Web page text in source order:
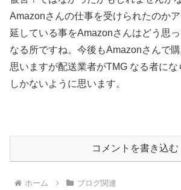
Amazonさんの仕事を受けられたのか
延している事をAmazonさんはどう思
なる所ですね。今後もAmazonさんで
思いますが配送業者がTMG なる者にな
しかないように思います。
コメントを書き込む
ホーム ブログ関連